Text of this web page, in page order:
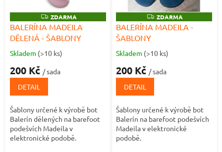
o
Z
D
A
R
A
ZDARMA
BALERÍNA MADEILA
DĚLENÁ - ŠABLONY
Průměrné
hodnocení
produktu
5,0
5
hvězdiček.
Skladem (>10 ks)
200 Kč / sada
DETAIL
Šablony určené k výrobě bot
Balerín dělených na barefoot
podešvích Madeila v
elektronické podobě.
Z
D
A
A
ZDARMA
BALERÍNA MADEILA -
ŠABLONY
Průměrné
hodnocení
produktu
5,0
5
hvězdiček.
Skladem (>10 ks)
200 Kč / sada
DETAIL
Šablony určené k výrobě bot
Balerín na barefoot podešvích
Madeila v elektronické
podobě.